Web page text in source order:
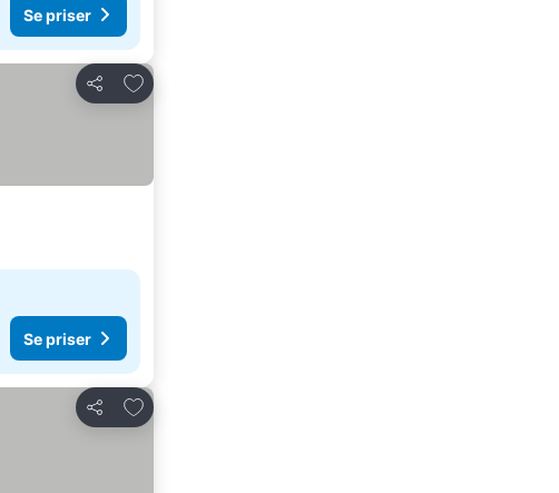
Se priser
Del
Føj til favoritter
Se priser
Del
Føj til favoritter